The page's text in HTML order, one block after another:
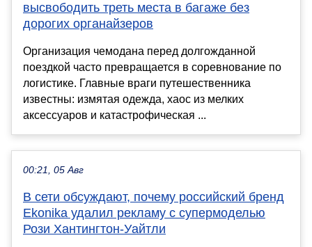
высвободить треть места в багаже без
дорогих органайзеров
Организация чемодана перед долгожданной
поездкой часто превращается в соревнование по
логистике. Главные враги путешественника
известны: измятая одежда, хаос из мелких
аксессуаров и катастрофическая ...
00:21, 05 Авг
В сети обсуждают, почему российский бренд
Ekonika удалил рекламу с супермоделью
Рози Хантингтон-Уайтли